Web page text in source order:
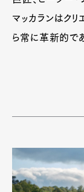
マッカランはク
ら常に革新的で